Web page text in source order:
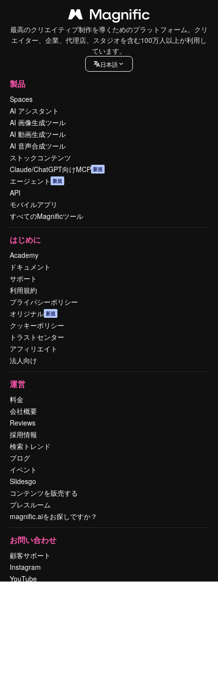
最高のクリエイティブ制作を導くためのプラットフォーム。クリ
エイター、企業、代理店、スタジオを含む100万人以上が利用し
ています。
日本語
製品
Spaces
AI アシスタント
AI 画像生成ツール
AI 動画生成ツール
AI 音声合成ツール
ストックコンテンツ
Claude/ChatGPT向けMCP 新規
エージェント 新規
API
モバイルアプリ
すべてのMagnificツール
はじめに
Academy
ドキュメント
サポート
利用規約
プライバシーポリシー
オリジナル 新規
クッキーポリシー
トラストセンター
アフィリエイト
法人向け
運営
料金
会社概要
Reviews
採用情報
検索トレンド
ブログ
イベント
Slidesgo
コンテンツを販売する
プレスルーム
magnific.aiをお探しですか？
お問い合わせ
顧客サポート
Instagram
YouTube